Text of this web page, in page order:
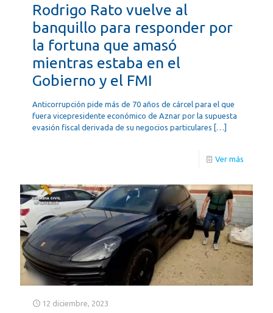
Rodrigo Rato vuelve al
banquillo para responder por
la fortuna que amasó
mientras estaba en el
Gobierno y el FMI
Anticorrupción pide más de 70 años de cárcel para el que
fuera vicepresidente económico de Aznar por la supuesta
evasión fiscal derivada de su negocios particulares […]
Ver más
12 diciembre, 2023